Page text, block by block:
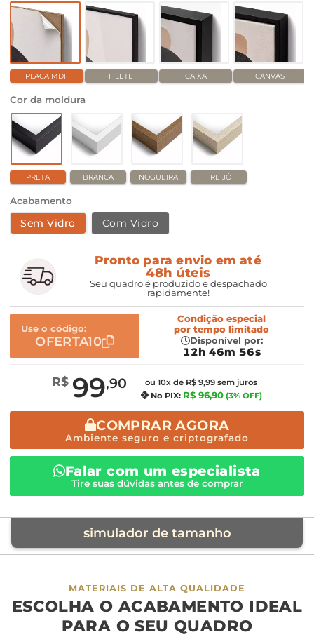
PLACA MDF FILETE CAIXA CANVAS
Cor da moldura
PRETA BRANCA NOGUEIRA FREIJÓ
Acabamento
Sem Vidro Com Vidro
Pronto para envio em até
48h úteis
Seu quadro é produzido e despachado
rapidamente!
Use o código:
OFERTA10
Condição especial
por tempo limitado
Disponível por:
12h 46m 55s
R$ 99,90
ou 10x de R$ 9,99 sem juros
No PIX: R$ 96,90 (3% OFF)
COMPRAR AGORA
Ambiente seguro e criptografado
Falar com um especialista
Tire suas dúvidas antes de comprar
simulador de tamanho
móvel de referência
sofá cama
MATERIAIS DE ALTA QUALIDADE
ESCOLHA O ACABAMENTO IDEAL
PARA O SEU QUADRO